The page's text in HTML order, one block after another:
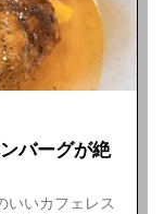
バーグが絶
いいカフェレス